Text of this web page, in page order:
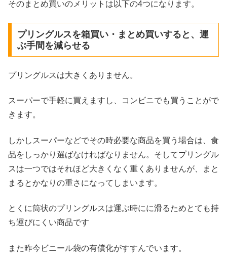
そのまとめ買いのメリットは以下の4つになります。
プリングルスを箱買い・まとめ買いすると、運
ぶ手間を減らせる
プリングルスは大きくありません。
スーパーで手軽に買えますし、コンビニでも買うことがで
きます。
しかしスーパーなどでその時必要な商品を買う場合は、食
品をしっかり選ばなければなりません。そしてプリングル
スは一つではそれほど大きくなく重くありませんが、まと
まるとかなりの重さになってしまいます。
とくに筒状のプリングルスは運ぶ時にに滑るためとても持
ち運びにくい商品です
また昨今ビニール袋の有償化がすすんでいます。